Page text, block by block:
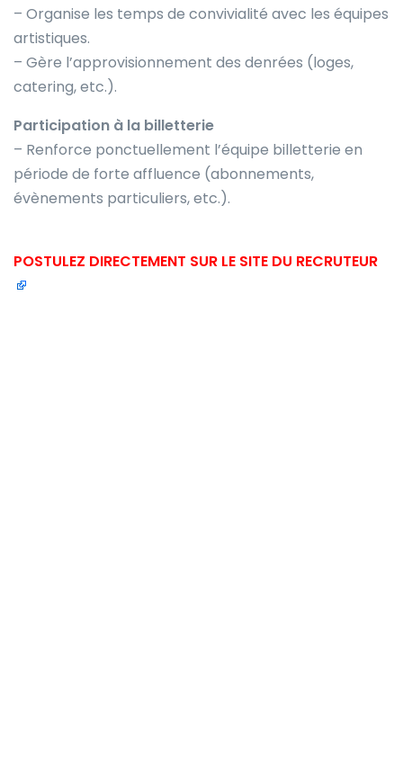
– Organise les temps de convivialité avec les équipes
artistiques.
– Gère l’approvisionnement des denrées (loges,
catering, etc.).
Participation à la billetterie
– Renforce ponctuellement l’équipe billetterie en
période de forte affluence (abonnements,
évènements particuliers, etc.).
POSTULEZ DIRECTEMENT SUR LE SITE DU RECRUTEUR